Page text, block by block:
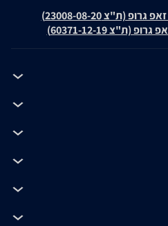
(ת"צ 23008-08-20)
60371-12-19)